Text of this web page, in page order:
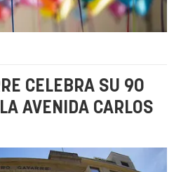
CELEBRA SU 90
AVENIDA CARLOS